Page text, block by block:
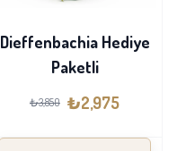
Dieffenbachia Hediye
Paketli
₺3,850 ₺2,975